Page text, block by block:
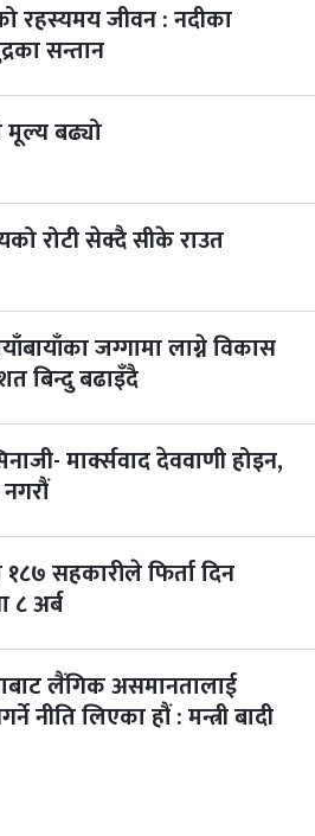
2027
७ महिना बाँकी
रहस्यमय जीवन : नदीका
सन्तान
मूल्य बढ्यो
रोटी सेक्दै सीके राउत
जग्गामा लाग्ने विकास
बिन्दु बढाइँदै
मार्क्सवाद देववाणी होइन,
सहकारीले फिर्ता दिन
अर्ब
लैंगिक असमानतालाई
नीति लिएका हौं : मन्त्री बादी